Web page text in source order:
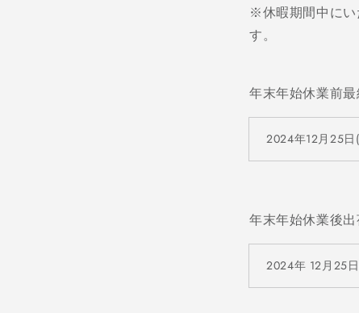
※休暇期間中にい
す。
年末年始休業前
2024年12月25日 (
年末年始休業後
2024年 12月 25日